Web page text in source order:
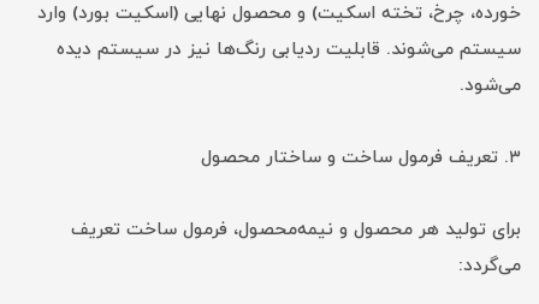
خورده، چرخ، تخته اسکیت) و محصول نهایی (اسکیت بورد) وارد
سیستم می‌شوند. قابلیت ردیابی رنگ‌ها نیز در سیستم دیده
می‌شود.
۳. تعریف فرمول ساخت و ساختار محصول
برای تولید هر محصول و نیمه‌محصول، فرمول ساخت تعریف
می‌گردد: